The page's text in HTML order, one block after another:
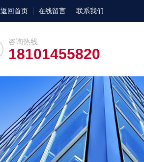
返回首页 在线留言 联系我们
咨询热线
18101455820